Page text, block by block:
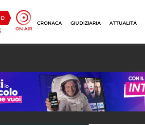
CRONACA GIUDIZIARIA ATTUALITÀ